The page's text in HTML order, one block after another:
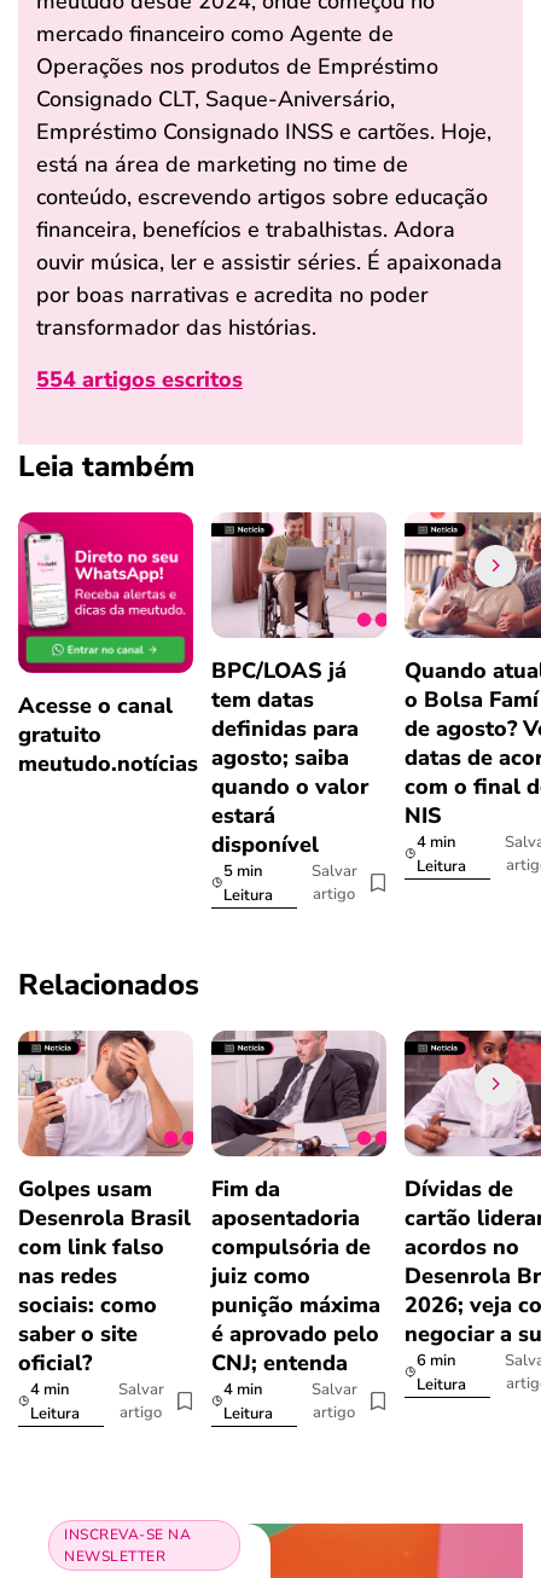
mercado financeiro como Agente de
Operações nos produtos de Empréstimo
Consignado CLT, Saque-Aniversário,
Empréstimo Consignado INSS e cartões. Hoje,
está na área de marketing no time de
conteúdo, escrevendo artigos sobre educação
financeira, benefícios e trabalhistas. Adora
ouvir música, ler e assistir séries. É apaixonada
por boas narrativas e acredita no poder
transformador das histórias.
554 artigos escritos
Leia também
Acesse o canal
gratuito
meutudo.notícias
BPC/LOAS já
tem datas
definidas para
agosto; saiba
quando o valor
estará
disponível
5 min
Leitura
Salvar
artigo
Quando
o Bolsa
de agosto?
datas de
com o final
NIS
4 min
Leitura
Relacionados
Golpes usam
Desenrola Brasil
com link falso
nas redes
sociais: como
saber o site
oficial?
4 min
Leitura
Salvar
artigo
Fim da
aposentadoria
compulsória de
juiz como
punição máxima
é aprovado pelo
CNJ; entenda
4 min
Leitura
Salvar
artigo
Dívidas de
cartão
acordos no
Desenrola
2026; veja
negociar a
6 min
Leitura
INSCREVA-SE NA
NEWSLETTER